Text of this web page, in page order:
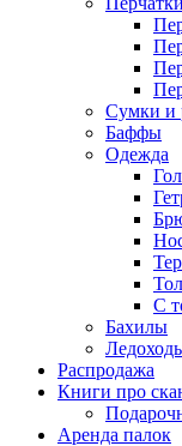
Сумки и
Баффы
Одежда
С
Бахилы
Распродажа
Книги про
Аренда палок